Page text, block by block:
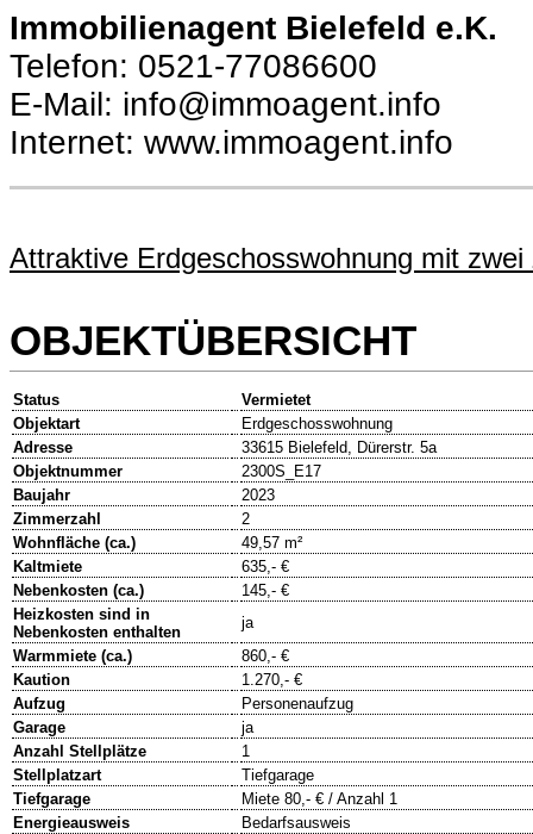
Immobilienagent Bielefeld e.K.
Telefon: 0521-77086600
E-Mail: info@immoagent.info
Internet: www.immoagent.info
Attraktive Erdgeschosswohnung mit
OBJEKTÜBERSICHT
Status
Vermietet
Objektart
Erdgeschosswohnung
Adresse
33615 Bielefeld, Dürerstr. 5a
Objektnummer
2300S_E17
Baujahr
2023
Zimmerzahl
2
Wohnfläche (ca.)
49,57 m²
Kaltmiete
635,- €
Nebenkosten (ca.)
145,- €
Heizkosten sind in
Nebenkosten enthalten
ja
Warmmiete (ca.)
860,- €
Kaution
1.270,- €
Aufzug
Personenaufzug
Garage
ja
Anzahl Stellplätze
1
Stellplatzart
Tiefgarage
Tiefgarage
Miete 80,- € / Anzahl 1
Energieausweis
Bedarfsausweis